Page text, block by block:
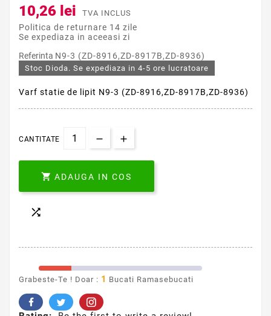
10,26 lei TVA INCLUS
Politica de returnare 14 zile
Se expediaza in aceeasi zi
Referinta N9-3 (ZD-8916,ZD-8917B,ZD-8936)
Stoc Dioda. Se expediaza in 4-5 ore lucratoare
Varf statie de lipit N9-3 (ZD-8916,ZD-8917B,ZD-8936)
CANTITATE
 ADAUGA IN COS

Grabeste-Te ! Doar : 1 Bucati Ramasebucati